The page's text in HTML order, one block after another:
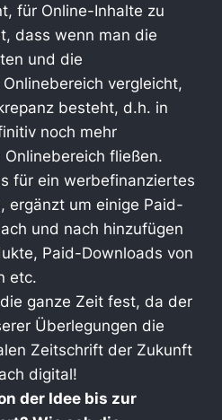
für Online-Inhalte zu
dass wenn man die
und die
vergleicht,
besteht, d.h. in
noch mehr
fließen.
für ein werbefinanziertes
ergänzt um einige Paid-
und nach hinzufügen
Paid-Downloads von
etc.
ganze Zeit fest, da der
Überlegungen die
Zeitschrift der Zukunft
digital!
der Idee bis zur